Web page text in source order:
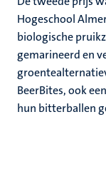
Hogeschool
biologische
gemarineerd en
BeerBites, ook
hun bitterballen